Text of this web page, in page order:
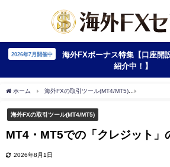
2026年7月開催中
海外FXボーナス特集【口座開
紹介中！】
ホーム 海外FXの取引ツール(MT4/MT5)
海外FXの取引ツール(MT4/MT5)
MT4・MT5での「クレジット」
2026年8月1日